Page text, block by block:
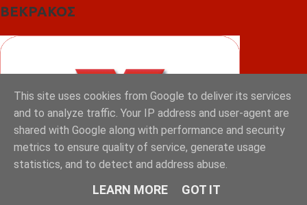
ΒΕΚΡΑΚΟΣ
This site uses cookies from Google to deliver its services
and to analyze traffic. Your IP address and user-agent are
shared with Google along with performance and security
metrics to ensure quality of service, generate usage
statistics, and to detect and address abuse.
LEARN MORE GOT IT